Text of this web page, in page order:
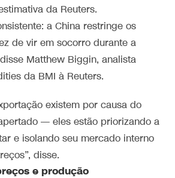
da Reuters.
a China restringe os
de vir em socorro durante a
Matthew Biggin, analista
da BMI à Reuters.
existem por causa do
— eles estão priorizando a
e isolando seu mercado interno
disse.
e produção